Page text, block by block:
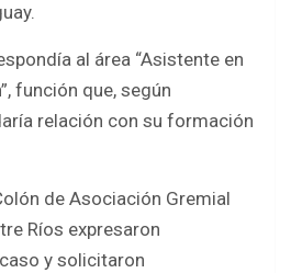
al área “Asistente en
función que, según
relación con su formación
de Asociación Gremial
Ríos expresaron
y solicitaron